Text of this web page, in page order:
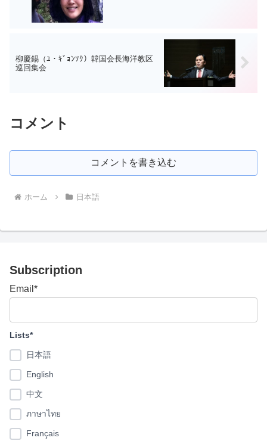
柳慶錫（ﾕ・ｷﾞｮﾝｿｸ）韓国会長海洋教区
巡回集会
コメント
コメントを書き込む
ホーム 日本語
Subscription
Email*
Lists*
日本語
English
中文
ภาษาไทย
Français